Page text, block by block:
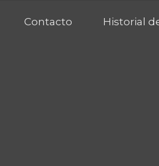
Contacto Historial